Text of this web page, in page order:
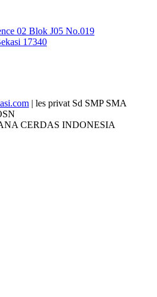
02 Blok J05 No.019
17340
| les privat Sd SMP SMA
CERDAS INDONESIA